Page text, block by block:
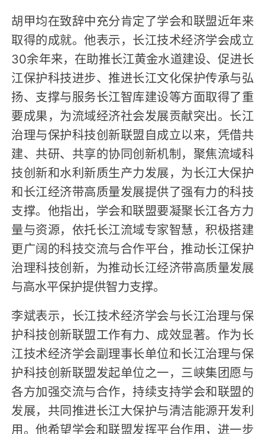
胡甲均在致辞中充分肯定了学会和联盟近年来
取得的成就。他表示，长江技术经济学会成立
30余年来，在助推长江黄金水道建设、促进长
江保护科技进步、推进长江文化保护传承与弘
扬、支撑与服务长江智库建设等方面取得了重
要成果，为流域经济社会发展贡献突出。长江
治理与保护科技创新联盟自成立以来，凭借共
建、共研、共享的协同创新机制，聚焦流域科
技创新和水利新质生产力发展，为长江大保护
和长江经济带高质量发展提供了强有力的科技
支撑。他指出，学会和联盟要凝聚长江各方力
量与资源，依托长江流域专家智慧，积极搭建
更广阔的科技交流与合作平台，推动长江保护
治理科技创新，为推动长江经济带高质量发展
与高水平保护提供智力支撑。
李斌表示，长江技术经济学会与长江治理与保
护科技创新联盟工作有力、成效显著。作为长
江技术经济学会副理事长单位和长江治理与保
护科技创新联盟发起单位之一，三峡集团愿与
各方加强交流与合作，持续支持学会和联盟的
发展，共同推进长江大保护与清洁能源开发利
用。他希望学会和联盟发挥平台作用，进一步